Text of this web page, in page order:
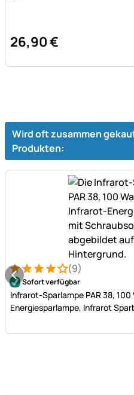
26,90€
Wird oft zusammen
Produkten:
Bewertung: 4 von 5 (9
9 Bewertungen
(9)
Sofort verfügbar
Infrarot-Sparlampe PAR 38,
Energiesparlampe, Infrarot